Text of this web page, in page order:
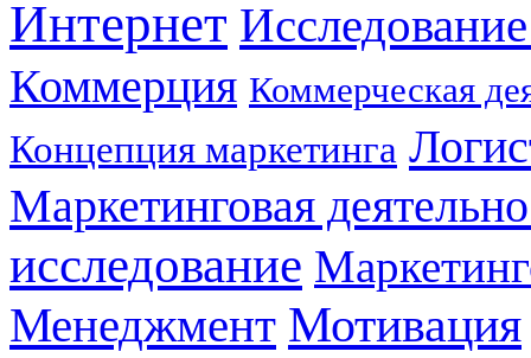
Интернет
Коммерция Коммерческая
Концепция маркетинга
Маркетинговая
исследование
Менеджмент Мотивация